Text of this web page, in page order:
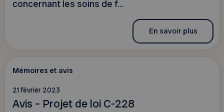
concernant les soins de f...
En savoir plus
Mémoires et avis
21 février 2023
Avis – Projet de loi C-228